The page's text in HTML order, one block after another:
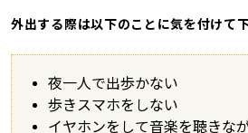
外出する際は以下のことに気を付けて下
夜一人で出歩かない
歩きスマホをしない
イヤホンをして音楽を聴きな